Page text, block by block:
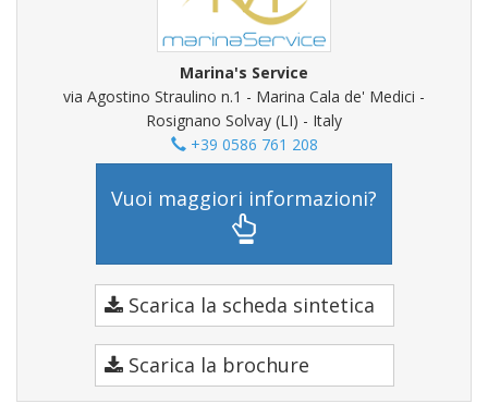
Marina's Service
via Agostino Straulino n.1 - Marina Cala de' Medici -
Rosignano Solvay (LI) - Italy
+39 0586 761 208
Vuoi maggiori informazioni?
Scarica la scheda sintetica
Scarica la brochure